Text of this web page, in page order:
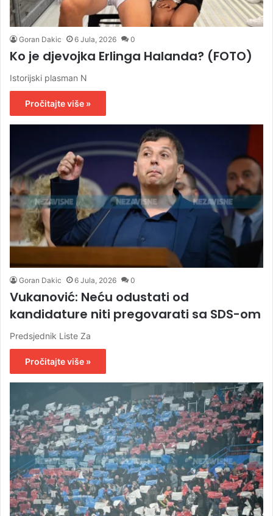
Goran Dakic 6 Jula, 2026 0
Ko je djevojka Erlinga Halanda? (FOTO)
Istorijski plasman N
Pročitajte više »
Goran Dakic 6 Jula, 2026 0
Vukanović: Neću odustati od
kandidature niti pregovarati sa SDS-om
Predsjednik Liste Za
Pročitajte više »